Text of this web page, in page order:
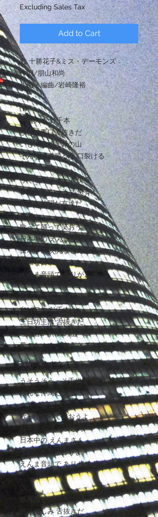
Excluding Sales Tax
Add to Cart
歌 十勝花子&ミス・デーモンズ
作詞/朋山和尚
作曲・編曲/岩崎隆裕
⑴
小嘘大嘘 針千本
ひとの悪口舌抜きだ
いじめ意地悪針の山
そんなに威張るな 口裂ける
うそうそうっそ 舌供養
うそうそうっそ 舌供養
みんな仲間だ友達だ
歌って踊って笑おうよ
日本中の えんまさん
日本中の えんまさん｡
平和な日本守ろうよ｡
えんま音頭で ありがとう
⑵
怠け口先 針千本
三日坊主は 舌抜きだ
理屈言い訳 針の山
夢のないやつ 口裂ける
うそうそうっそ 舌供養
うそうそうっそ舌供養
みんな仲間だ友達だ
歌って踊って笑おうよ
日本中の えんまさん
日本中の えんまさん
平和な日本守ろうよ
えんま音頭で ありがとう
⑶
嫉み貪り 針千本
瞋り憎しみ 舌抜きだ